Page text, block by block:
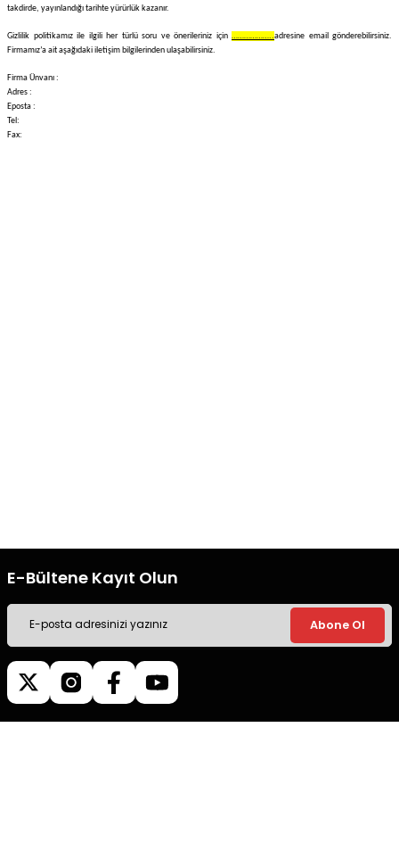
takdirde, yayınlandığı tarihte yürürlük kazanır.
Gizlilik politikamız ile ilgili her türlü soru ve önerileriniz için ………………..adresine email gönderebilirsiniz.
Firmamız’a ait aşağıdaki iletişim bilgilerinden ulaşabilirsiniz.
Firma Ünvanı :
Adres :
Eposta :
Tel:
Fax:
E-Bültene Kayıt Olun
Abone Ol